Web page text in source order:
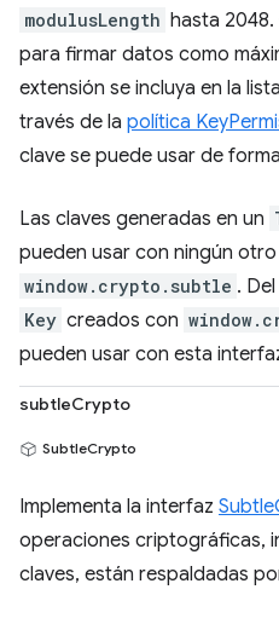
modulusLength hasta
para firmar datos como
extensión se incluya en la
través de la política
clave se puede usar de
Las claves generadas en un
pueden usar con ningún
window.crypto.subtle .
Key creados con
pueden usar con esta
subtleCrypto
SubtleCrypto
Implementa la interfaz
operaciones criptográficas,
claves, están respaldadas